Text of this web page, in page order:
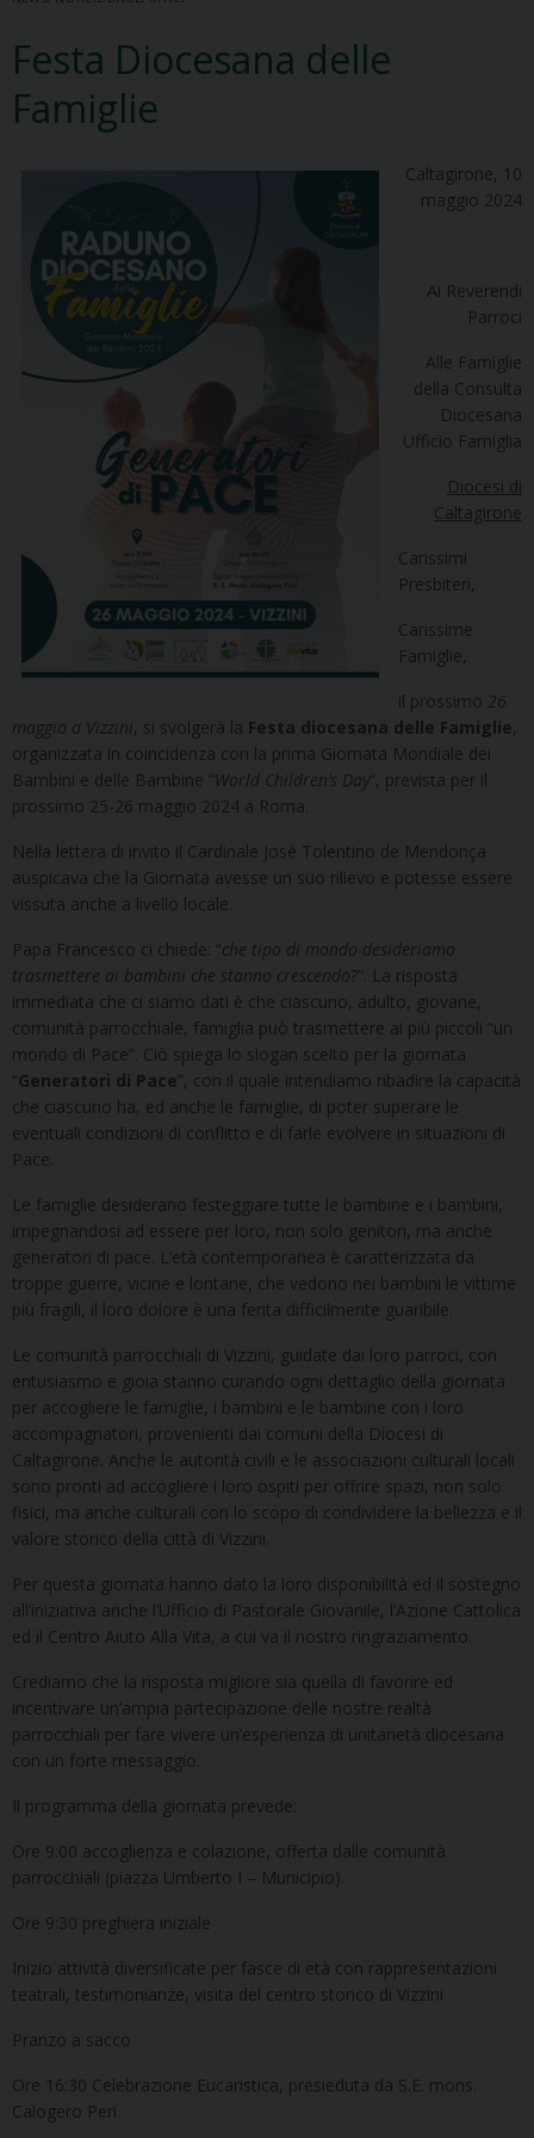
Festa Diocesana delle
Famiglie
Caltagirone, 10
maggio 2024
Ai Reverendi
Parroci
Alle Famiglie
della Consulta
Diocesana
Ufficio Famiglia
Diocesi di
Caltagirone
Carissimi
Presbiteri,
Carissime
Famiglie,
il prossimo 26
maggio a Vizzini, si svolgerà la Festa diocesana delle Famiglie,
organizzata in coincidenza con la prima Giornata Mondiale dei
Bambini e delle Bambine “World Children’s Day“, prevista per il
prossimo 25-26 maggio 2024 a Roma.
Nella lettera di invito il Cardinale José Tolentino de Mendonça
auspicava che la Giornata avesse un suo rilievo e potesse essere
vissuta anche a livello locale.
Papa Francesco ci chiede: “che tipo di mondo desideriamo
trasmettere ai bambini che stanno crescendo?”. La risposta
immediata che ci siamo dati è che ciascuno, adulto, giovane,
comunità parrocchiale, famiglia può trasmettere ai più piccoli “un
mondo di Pace”. Ciò spiega lo slogan scelto per la giornata
“Generatori di Pace”, con il quale intendiamo ribadire la capacità
che ciascuno ha, ed anche le famiglie, di poter superare le
eventuali condizioni di conflitto e di farle evolvere in situazioni di
Pace.
Le famiglie desiderano festeggiare tutte le bambine e i bambini,
impegnandosi ad essere per loro, non solo genitori, ma anche
generatori di pace. L’età contemporanea è caratterizzata da
troppe guerre, vicine e lontane, che vedono nei bambini le vittime
più fragili, il loro dolore è una ferita difficilmente guaribile.
Le comunità parrocchiali di Vizzini, guidate dai loro parroci, con
entusiasmo e gioia stanno curando ogni dettaglio della giornata
per accogliere le famiglie, i bambini e le bambine con i loro
accompagnatori, provenienti dai comuni della Diocesi di
Caltagirone. Anche le autorità civili e le associazioni culturali locali
sono pronti ad accogliere i loro ospiti per offrire spazi, non solo
fisici, ma anche culturali con lo scopo di condividere la bellezza e il
valore storico della città di Vizzini.
Per questa giornata hanno dato la loro disponibilità ed il sostegno
all’iniziativa anche l’Ufficio di Pastorale Giovanile, l’Azione Cattolica
ed il Centro Aiuto Alla Vita, a cui va il nostro ringraziamento.
Crediamo che la risposta migliore sia quella di favorire ed
incentivare un’ampia partecipazione delle nostre realtà
parrocchiali per fare vivere un’esperienza di unitarietà diocesana
con un forte messaggio.
Il programma della giornata prevede:
Ore 9:00 accoglienza e colazione, offerta dalle comunità
parrocchiali (piazza Umberto I – Municipio).
Ore 9:30 preghiera iniziale
Inizio attività diversificate per fasce di età con rappresentazioni
teatrali, testimonianze, visita del centro storico di Vizzini
Pranzo a sacco
Ore 16:30 Celebrazione Eucaristica, presieduta da S.E. mons.
Calogero Peri